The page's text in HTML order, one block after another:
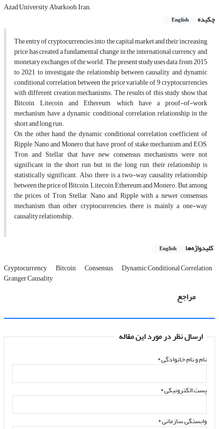
Azad University, Abarkooh, Iran.
چکیده
English
The entry of cryptocurrencies into the capital market and their increasing
price has created a fundamental change in the international currency and
monetary exchanges of the world. The present study uses data from 2015
to 2021 to investigate the relationship between causality and dynamic
conditional correlation between the price variable of 9 cryptocurrencies
with different creation mechanisms. The results of this study show that
Bitcoin, Litecoin and Ethereum, which have a proof-of-work
mechanism, have a dynamic conditional correlation relationship in the
short and long run.
On the other hand, the dynamic conditional correlation coefficient of
Ripple, Nano and Monero that have proof of stake mechanism and EOS,
Tron and Stellar that have new consensus mechanisms were not
significant in the short run but in the long run, their relationship is
statistically significant. Also, there is a two-way causality relationship
between the price of Bitcoin, Litecoin, Ethereum and Monero. But among
the prices of Tron, Stellar, Nano and Ripple with a newer consensus
mechanism than other cryptocurrencies, there is mainly a one-way
causality relationship.
کلیدواژه‌ها English
Cryptocurrency Bitcoin Consensus Dynamic Conditional Correlation
Granger Causality
مراجع
ارسال نظر در مورد این مقاله
نام و نام خانوادگی*
پست الکترونیکی*
وابستگی سازمانی *